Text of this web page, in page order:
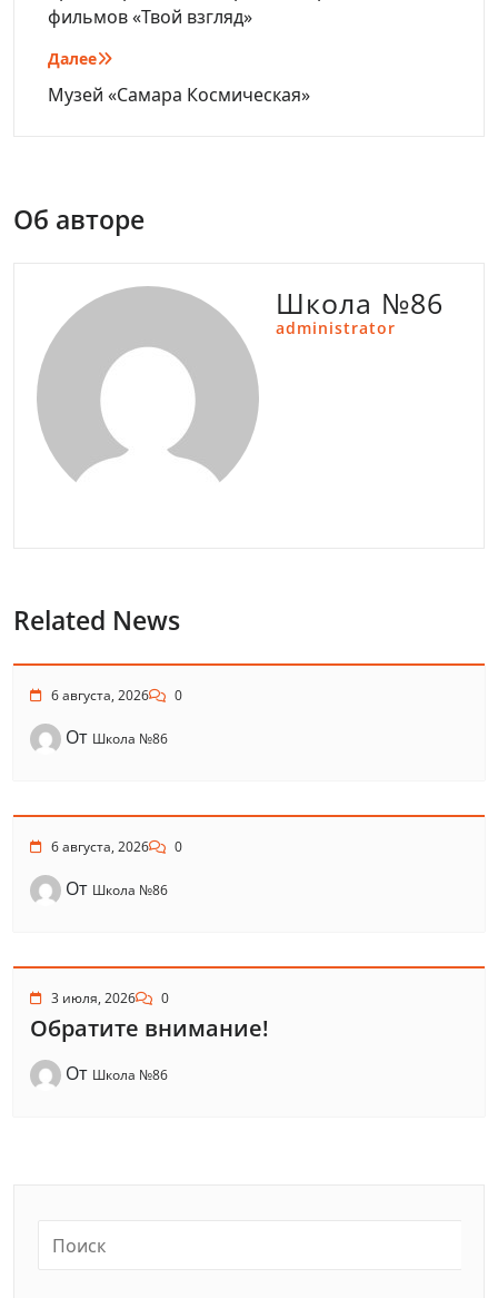
фильмов «Твой взгляд»
Далее
Музей «Самара Космическая»
Об авторе
Школа №86
administrator
Related News
6 августа, 2026 0
От Школа №86
6 августа, 2026 0
От Школа №86
3 июля, 2026 0
Обратите внимание!
От Школа №86